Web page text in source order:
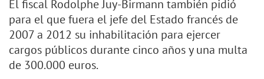
El fiscal Rodolphe Juy-Birmann también pidió
para el que fuera el jefe del Estado francés de
2007 a 2012 su inhabilitación para ejercer
cargos públicos durante cinco años y una multa
de 300.000 euros.